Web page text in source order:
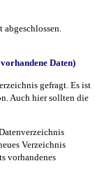
Daten)
gefragt. Es ist
Auch hier sollten die
Verzeichnis
vorhandenes